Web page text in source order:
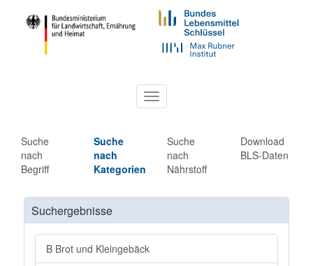
Toggle
navigation
Suche
nach
Begriff
Suche
nach
Kategorien
Suche
nach
Nährstoff
Download
BLS-Daten
Suchergebnisse
B Brot und Kleingebäck